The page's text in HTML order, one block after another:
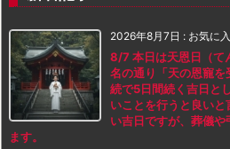
2026年8月7日 : お気に
8/7 本日は天恩日（て
名の通り「天の恩寵
続で5日間続く吉日と
いことを行うと良い
い吉日ですが、葬儀
ます。